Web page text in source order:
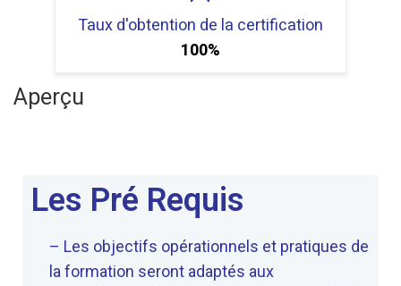
Taux d'obtention de la certification
100%
Aperçu
Les Pré Requis
– Les objectifs opérationnels et pratiques de
la formation seront adaptés aux